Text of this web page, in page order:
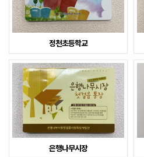
정천초등학교
은행나무시장